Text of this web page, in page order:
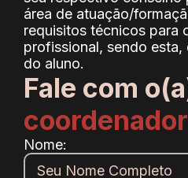
área de atuação/
requisitos técnicos para
profissional, sendo
do aluno.
Fale com
Nome: